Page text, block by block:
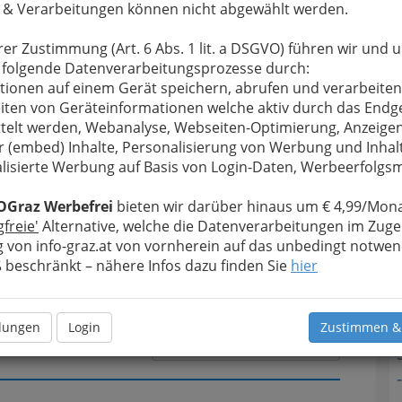
& Verarbeitungen können nicht abgewählt werden.
Zustimmung (Art. 6 Abs. 1 lit. a DSGVO) führen wir und
Datenverarbeitungsprozesse durch:
auf einem Gerät speichern, abrufen und
von Geräteinformationen welche aktiv durch das
werden, Webanalyse, Webseiten-Optimierung,
(embed) Inhalte, Personalisierung von Werbung und
Werbung auf Basis von Login-Daten,
Werbefrei bieten wir darüber hinaus um € 4,99/
Alternative, welche die Datenverarbeitungen im
von info-graz.at von vornherein auf das unbedingt
beschränkt – nähere Infos dazu finden Sie hier
Login Zustimmen
bewahren, verwenden wir an dieser Stelle zur
Ihre Nachricht wird nach dem Absenden
Bilina-Schreiber weitergeleitet.
Meine Nachricht
Meine Nachricht senden